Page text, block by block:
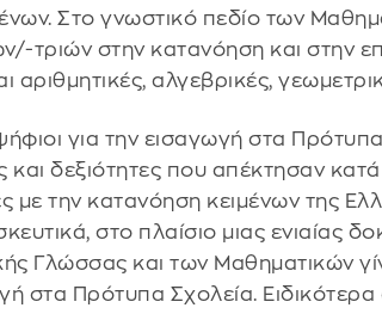
Στο γνωστικό πεδίο των
τριών στην κατανόηση και στην
αριθμητικές, αλγεβρικές,
για την εισαγωγή στα
και δεξιότητες που απέκτησαν
με την κατανόηση κειμένων της
στο πλαίσιο μιας ενιαίας
Γλώσσας και των Μαθηματικών
στα Πρότυπα Σχολεία.